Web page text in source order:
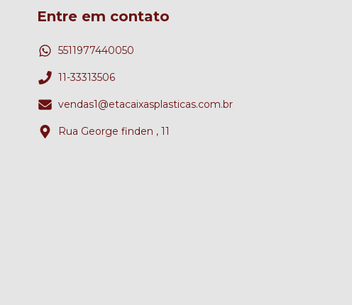
Entre em contato
5511977440050
11-33313506
vendas1@etacaixasplasticas.com.br
Rua George finden , 11